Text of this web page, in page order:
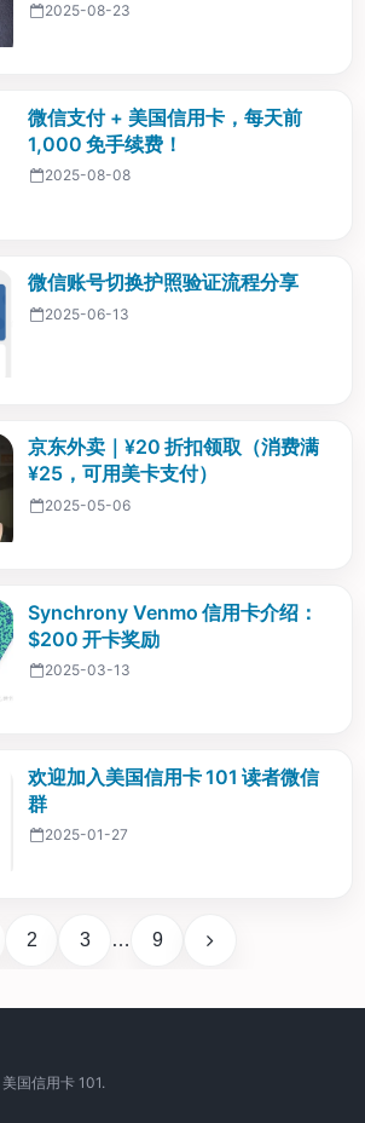
2025-08-23
微信支付 + 美国信用卡，每天前
1,000 免手续费！
2025-08-08
微信账号切换护照验证流程分享
2025-06-13
京东外卖｜¥20 折扣领取（消费满
¥25，可用美卡支付）
2025-05-06
Synchrony Venmo 信用卡介绍：
$200 开卡奖励
2025-03-13
欢迎加入美国信用卡 101 读者微信
群
2025-01-27
2 3 … 9
美国信用卡 101.